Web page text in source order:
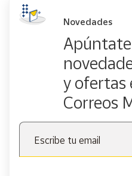
Novedades
y ofertas
Correos
Escribe tu email